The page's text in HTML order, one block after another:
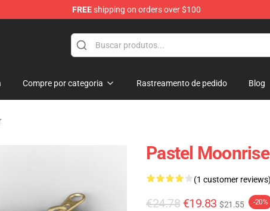
FREEshipping on orders over $100
Compre por categoria Rastreamento de pedido Blog
Pastel
(1 customer reviews)
€24.78 €19.83 $21.55 -20%